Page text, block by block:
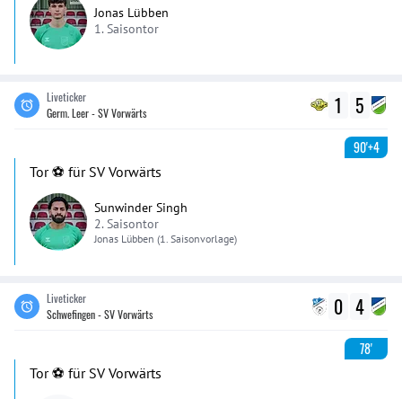
Jonas Lübben
1. Saisontor
Liveticker
Germ. Leer - SV Vorwärts
1 5
90'+4
Tor ⚽️ für SV Vorwärts
Sunwinder Singh
2. Saisontor
Jonas Lübben (1. Saisonvorlage)
Liveticker
Schwefingen - SV Vorwärts
0 4
78'
Tor ⚽️ für SV Vorwärts